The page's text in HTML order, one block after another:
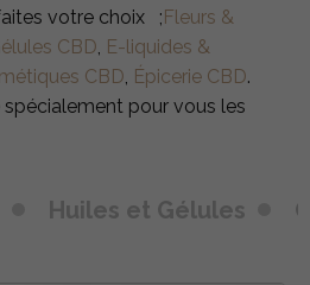
votre choix ;Fleurs &
CBD E-liquides &
CBD Épicerie CBD.
pour vous les
Huiles et Gélules